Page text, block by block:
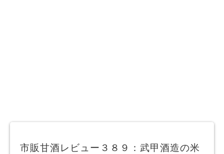
市販甘酒レビュー３８９：武甲酒造の米